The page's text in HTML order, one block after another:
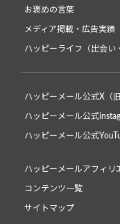
お褒めの言葉
メディア掲載・広告実績
ハッピーライフ（出会い
ハッピーメール公式X（
ハッピーメール公式
ハッピーメール公式
ハッピーメールアフィリ
コンテンツ一覧
サイトマップ